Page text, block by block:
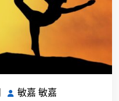
2024敏嘉 敏嘉